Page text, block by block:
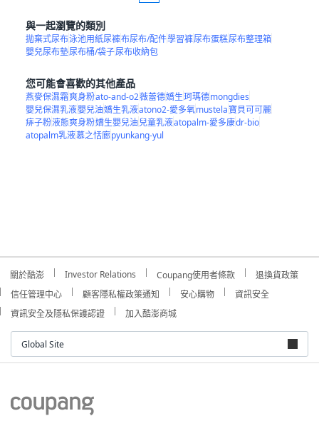
與一起瀏覽的類別
拋棄式尿布泳池用紙尿褲布尿布/配件學習褲尿布蛋糕尿布整理箱
嬰兒尿布墊尿布桶/袋子尿布收納包
您可能會喜歡的其他產品
燕麥保濕霜爽身粉ato-and-o2薇蕾德嬌生珂瑪德mongdies
嬰兒保濕乳液嬰兒油嬌生乳液atono2-愛多氧mustela寶貝可可麗
痱子粉液態爽身粉嬌生嬰兒油兒童乳液atopalm-愛多康dr-bio
atopalm乳液慕之恬廊pyunkang-yul
關於酷澎 Investor Relations Coupang使用者條款
退換貨政策
信任管理中心
顧客隱私權政策通知 安心購物
資訊安全
資訊安全及隱私保護認證
加入酷澎商城
Global Site